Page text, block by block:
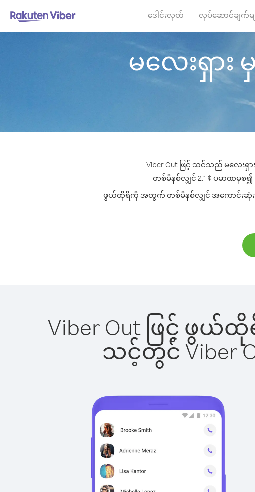
ဒေါင်းလုတ် လုပ်ဆောင်ချက်မျ
မလေးရှာ
Viber Out ဖြင့် သင်သည် မလေး
တစ်မိနစ်လျှင် 2.1 ¢ ပမာဏမှစ
ဖွယ်ထိုရိကို အတွက် တစ်မိနစ်လျှင် အကောင်းဆုံး နှု
Viber Out ဖြင့် ဖွ
သင့်တွင် Viber